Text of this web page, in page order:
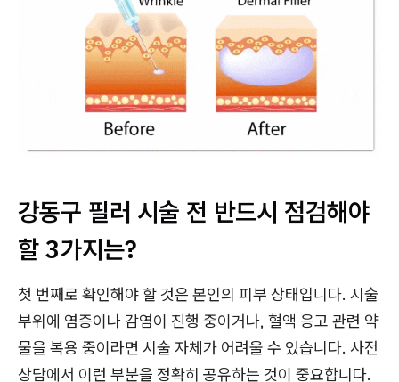
강동구 필러 시술 전 반드시 점검해야
할 3가지는?
첫 번째로 확인해야 할 것은 본인의 피부 상태입니다. 시술
부위에 염증이나 감염이 진행 중이거나, 혈액 응고 관련 약
물을 복용 중이라면 시술 자체가 어려울 수 있습니다. 사전
상담에서 이런 부분을 정확히 공유하는 것이 중요합니다.